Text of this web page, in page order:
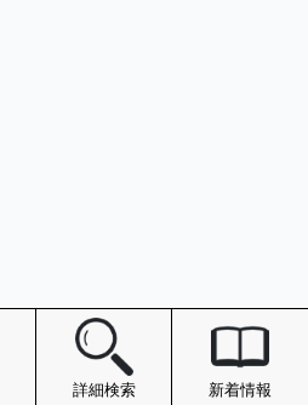
詳細検索 新着情報